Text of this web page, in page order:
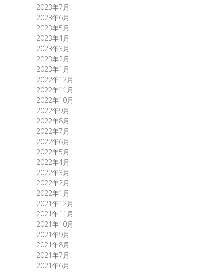
2023年7月
2023年6月
2023年5月
2023年4月
2023年3月
2023年2月
2023年1月
2022年12月
2022年11月
2022年10月
2022年9月
2022年8月
2022年7月
2022年6月
2022年5月
2022年4月
2022年3月
2022年2月
2022年1月
2021年12月
2021年11月
2021年10月
2021年9月
2021年8月
2021年7月
2021年6月